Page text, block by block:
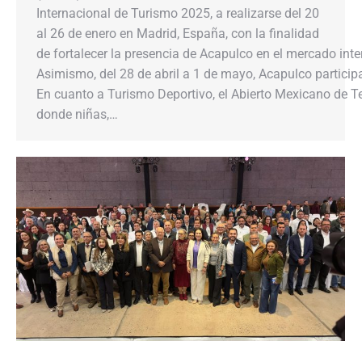
Internacional de Turismo 2025, a realizarse del 20
al 26 de enero en Madrid, España, con la finalidad
de fortalecer la presencia de Acapulco en el mercado
Asimismo, del 28 de abril a 1 de mayo, Acapulco
En cuanto a Turismo Deportivo, el Abierto Mexicano de
donde niñas,…